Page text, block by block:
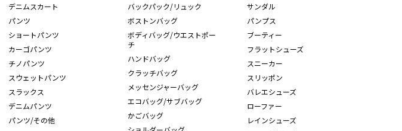
デニムスカート
パンツ
ショートパンツ
カーゴパンツ
チノパンツ
スウェットパンツ
スラックス
デニムパンツ
パンツ/その他
バックパック/リュック
ボストンバッグ
ボディバッグ/ウエストポー
チ
ハンドバッグ
クラッチバッグ
メッセンジャーバッグ
エコバッグ/サブバッグ
かごバッグ
サンダル
パンプス
ブーティー
フラットシューズ
スニーカー
スリッポン
バレエシューズ
ローファー
レインシューズ